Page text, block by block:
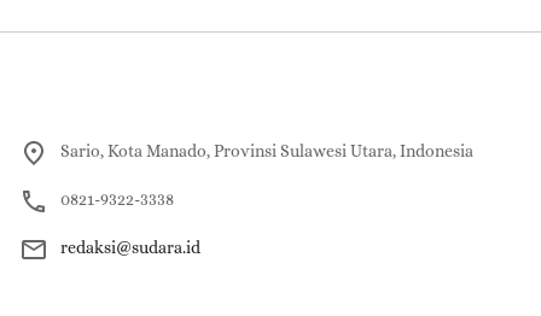
Sario, Kota Manado, Provinsi Sulawesi Utara, Indonesia
0821-9322-3338
redaksi@sudara.id